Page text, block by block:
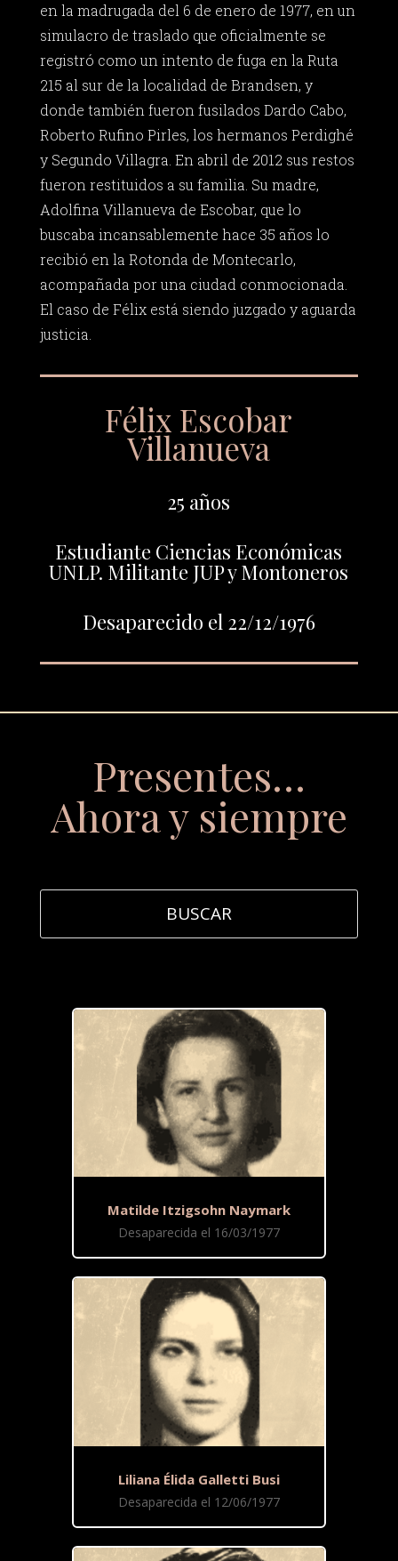
en la madrugada del 6 de enero de 1977, en un
simulacro de traslado que oficialmente se
registró como un intento de fuga en la Ruta
215 al sur de la localidad de Brandsen, y
donde también fueron fusilados Dardo Cabo,
Roberto Rufino Pirles, los hermanos Perdighé
y Segundo Villagra. En abril de 2012 sus restos
fueron restituidos a su familia. Su madre,
Adolfina Villanueva de Escobar, que lo
buscaba incansablemente hace 35 años lo
recibió en la Rotonda de Montecarlo,
acompañada por una ciudad conmocionada.
El caso de Félix está siendo juzgado y aguarda
justicia.
Félix Escobar
Villanueva
25 años
Estudiante Ciencias Económicas
UNLP. Militante JUP y Montoneros
Desaparecido el 22/12/1976
Presentes…
Ahora y siempre
Matilde Itzigsohn Naymark
Desaparecida el 16/03/1977
Liliana Élida Galletti Busi
Desaparecida el 12/06/1977